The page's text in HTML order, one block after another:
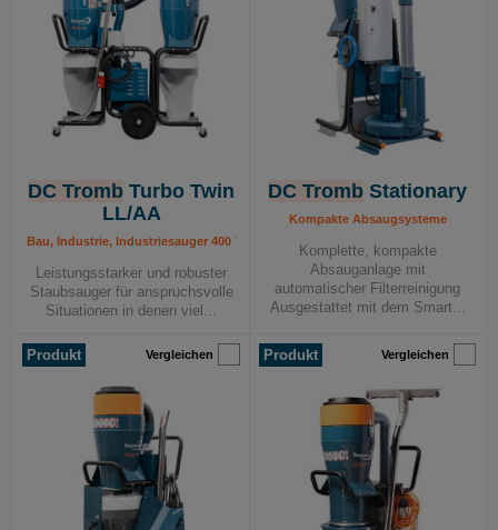
DC Tromb Turbo Twin
LL/AA
Bau, Industrie, Industriesauger 400 V, Mobile Absauggeräte
Leistungsstarker und robuster
Staubsauger für anspruchsvolle
Situationen in denen viel...
DC Tromb Stationary
Kompakte Absaugsysteme
Komplette, kompakte
Absauganlage mit
automatischer Filterreinigung
Ausgestattet mit dem Smart...
Vergleichen
Produkt Vergleichen
Produkt